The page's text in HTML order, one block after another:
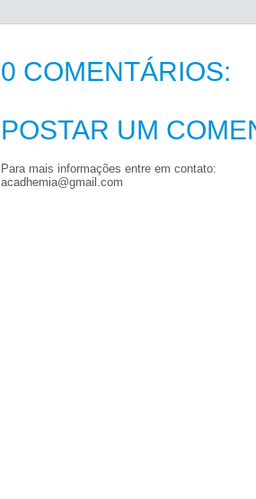
0 COMENTÁRIOS:
POSTAR UM
Para mais informações entre em contato:
acadhemia@gmail.com